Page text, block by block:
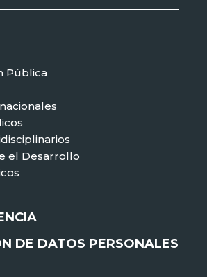
Pública
el Desarrollo
DE DATOS PERSONALES